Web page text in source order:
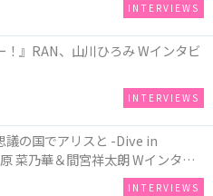
INTERVIEWS
！』RAN、山川ひろみ Wインタビ
INTERVIEWS
議の国でアリスと -Dive in
菜乃華＆間宮祥太朗 Wインタビ
INTERVIEWS